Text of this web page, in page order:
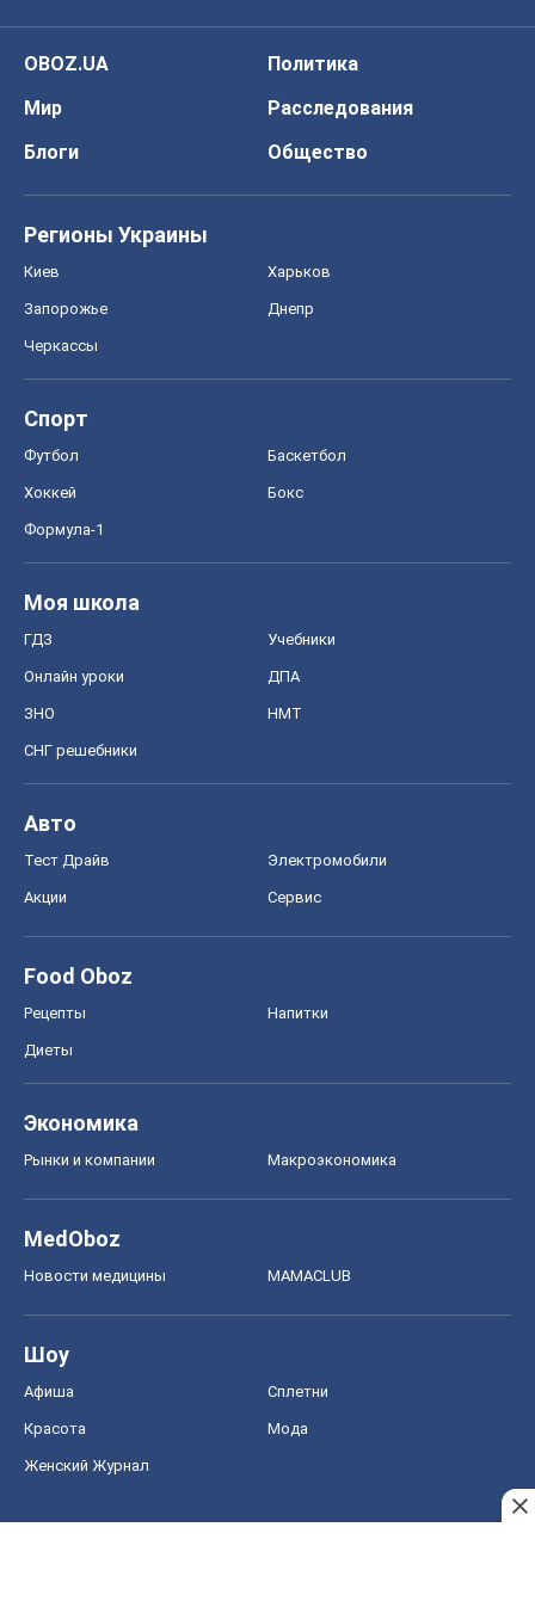
OBOZ.UA
Политика
Мир
Расследования
Блоги
Общество
Регионы Украины
Киев Харьков
Запорожье Днепр
Черкассы
Спорт
Футбол Баскетбол
Хоккей Бокс
Формула-1
Моя школа
ГДЗ Учебники
Онлайн уроки ДПА
ЗНО НМТ
СНГ решебники
Авто
Тест Драйв Электромобили
Акции Сервис
Food Oboz
Рецепты Напитки
Диеты
Экономика
Рынки и компании Mакроэкономика
MedOboz
Новости медицины MAMACLUB
Шоу
Афиша Сплетни
Красота Мода
Женский Журнал